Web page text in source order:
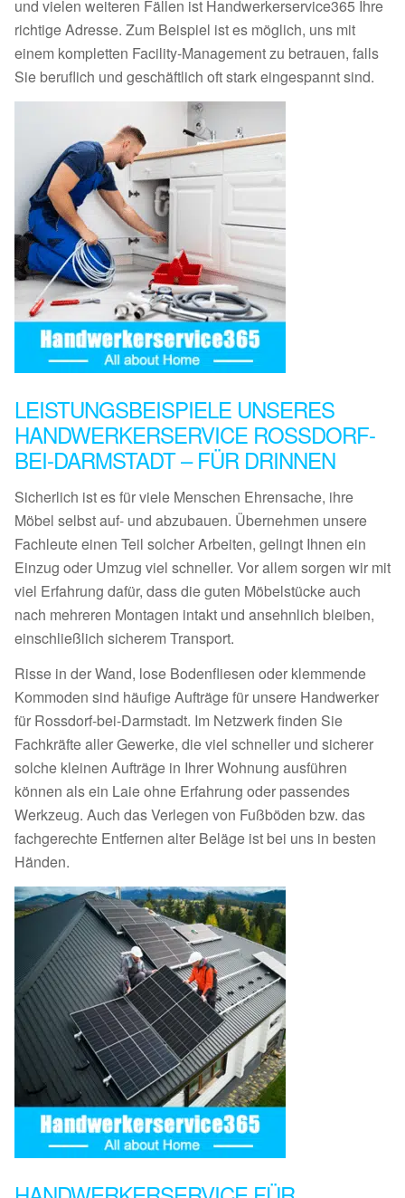
und vielen weiteren Fällen ist Handwerkerservice365 Ihre
richtige Adresse. Zum Beispiel ist es möglich, uns mit
einem kompletten Facility-Management zu betrauen, falls
Sie beruflich und geschäftlich oft stark eingespannt sind.
LEISTUNGSBEISPIELE UNSERES
HANDWERKERSERVICE ROSSDORF-
BEI-DARMSTADT – FÜR DRINNEN
Sicherlich ist es für viele Menschen Ehrensache, ihre
Möbel selbst auf- und abzubauen. Übernehmen unsere
Fachleute einen Teil solcher Arbeiten, gelingt Ihnen ein
Einzug oder Umzug viel schneller. Vor allem sorgen wir mit
viel Erfahrung dafür, dass die guten Möbelstücke auch
nach mehreren Montagen intakt und ansehnlich bleiben,
einschließlich sicherem Transport.
Risse in der Wand, lose Bodenfliesen oder klemmende
Kommoden sind häufige Aufträge für unsere Handwerker
für Rossdorf-bei-Darmstadt. Im Netzwerk finden Sie
Fachkräfte aller Gewerke, die viel schneller und sicherer
solche kleinen Aufträge in Ihrer Wohnung ausführen
können als ein Laie ohne Erfahrung oder passendes
Werkzeug. Auch das Verlegen von Fußböden bzw. das
fachgerechte Entfernen alter Beläge ist bei uns in besten
Händen.